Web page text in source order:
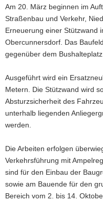
a
v
i
g
a
i
o
n
Am 20. März beginnen im
Straßenbau und Verkehr,
Erneuerung einer Stützwand
Obercunnersdorf. Das
gegenüber dem Bushalteplatz.
Ausgeführt wird ein
Metern. Die Stützwand wird
Absturzsicherheit des
unterhalb liegenden
werden.
Die Arbeiten erfolgen
Verkehrsführung mit
sind für den Einbau der
sowie am Bauende für den
Bereich vom 2. bis 14.